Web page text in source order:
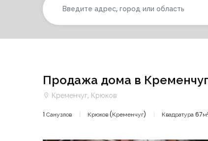
Продажа дома в
Кременчуг, Крюков
1 Санузлов Крюков (Кременчуг) Квадратура